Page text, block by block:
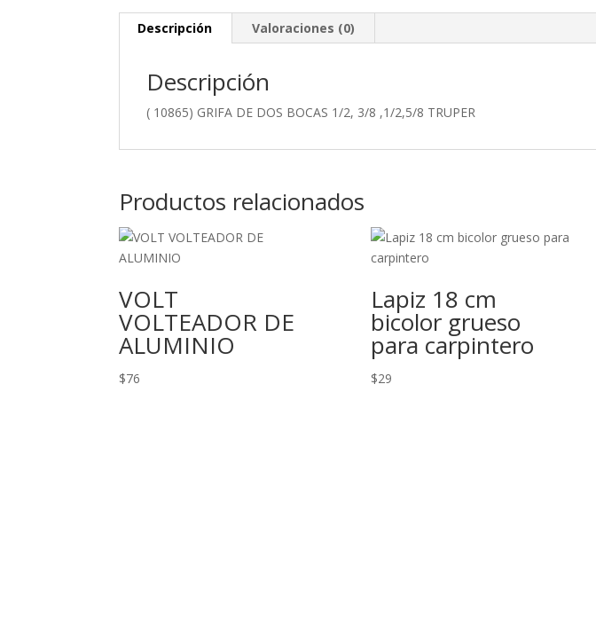
TRUPER
Descripción Valoraciones (0)
Descripción
( 10865) GRIFA DE DOS BOCAS 1/2, 3/8 ,1/2,5/8 TRUPER
Productos relacionados
VOLT
VOLTEADOR DE
ALUMINIO
$76
Lapiz 18 cm
bicolor grueso
para carpintero
$29